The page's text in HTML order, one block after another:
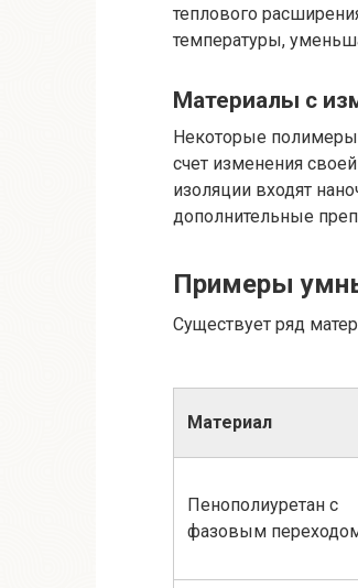
теплового
температуры,
Материалы с
Некоторые полимеры
счет изменения
изоляции входят
дополнительные
Примеры
Существует ряд
Материал
Пенополиуретан с
фазовым